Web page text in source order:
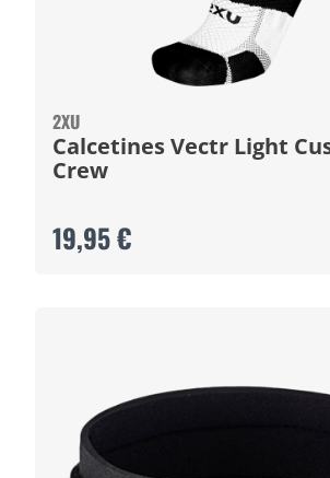
2XU
Calcetines Vectr Light Cushion
Crew
19,95 €